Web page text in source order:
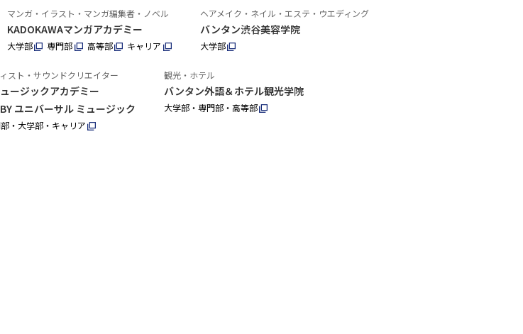
マンガ・イラスト・マンガ編集者・ノベル
KADOKAWAマンガアカデミー
大学部 専門部 高等部 キャリア
ヘアメイク・ネイル・エステ・ウエディング
バンタン渋谷美容学院
大学部
スト・サウンドクリエイター
ージックアカデミー
ユニバーサル ミュージック
・大学部・キャリア
観光・ホテル
バンタン外語＆ホテル観光学院
大学部・専門部・高等部